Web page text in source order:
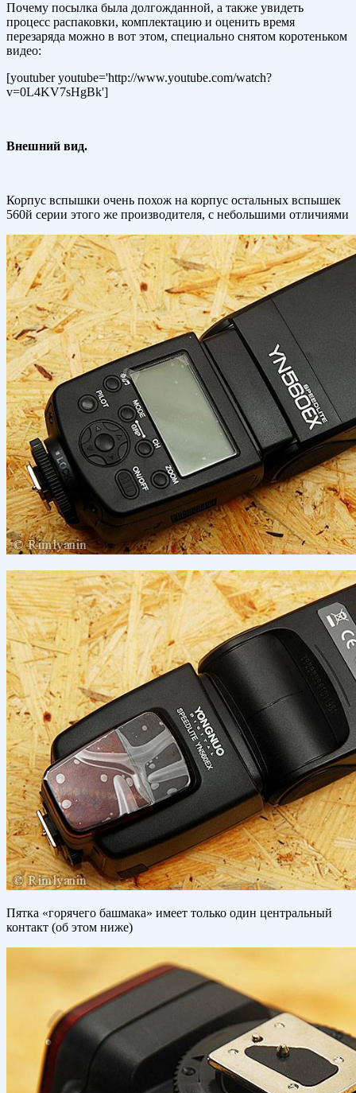
Почему посылка была долгожданной, а также увидеть
процесс распаковки, комплектацию и оценить время
перезаряда можно в вот этом, специально снятом коротеньком
видео:
[youtuber youtube='http://www.youtube.com/watch?
v=0L4KV7sHgBk']
Внешний вид.
Корпус вспышки очень похож на корпус остальных вспышек
560й серии этого же производителя, с небольшими отличиями
Пятка «горячего башмака» имеет только один центральный
контакт (об этом ниже)